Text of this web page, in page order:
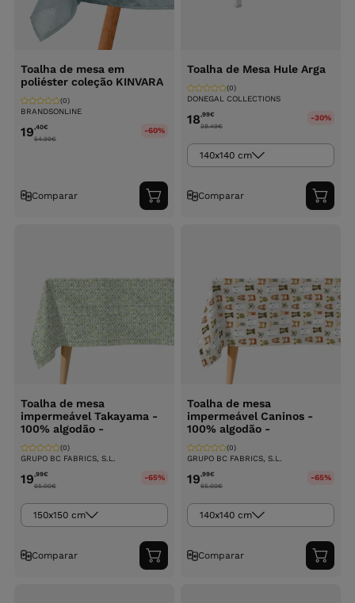
Toalha de mesa em
poliéster coleção KINVARA
BRANDSONLINE
(0)
19,40€
54.99€
-60%
Comparar
Adicionar
ao
Toalha de Mesa Hule Arga
DONEGAL COLLECTIONS
(0)
18,99€
28.49€
-30%
140x140 cm
Comparar
ao
Toalha de mesa
impermeável Takayama -
100% algodão -
GRUPO BC FABRICS, S.L.
(0)
19,99€
65.00€
-65%
150x150 cm
Comparar
Adicionar
ao
Toalha de mesa
impermeável Caninos -
100% algodão -
GRUPO BC FABRICS, S.L.
(0)
19,99€
65.00€
-65%
140x140 cm
Comparar
ao